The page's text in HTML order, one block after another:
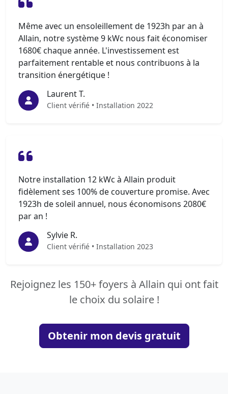
Même avec un ensoleillement de 1923h par an à
Allain, notre système 9 kWc nous fait économiser
1680€ chaque année. L'investissement est
parfaitement rentable et nous contribuons à la
transition énergétique !
Laurent T.
Client vérifié • Installation 2022
Notre installation 12 kWc à Allain produit
fidèlement ses 100% de couverture promise. Avec
1923h de soleil annuel, nous économisons 2080€
par an !
Sylvie R.
Client vérifié • Installation 2023
Rejoignez les 150+ foyers à Allain qui ont fait
le choix du solaire !
Obtenir mon devis gratuit